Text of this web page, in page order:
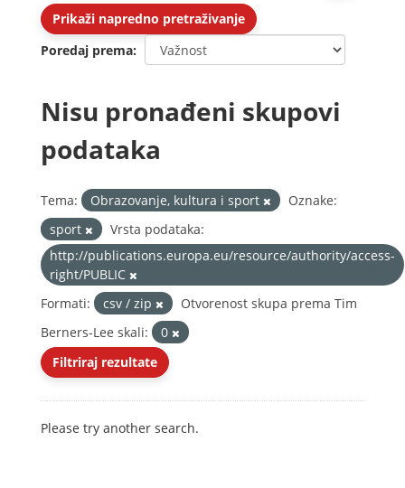
Prikaži napredno pretraživanje
Poredaj prema
Nisu pronađeni skupovi
podataka
Tema: Obrazovanje, kultura i sport
Oznake:
sport
Vrsta podataka:
http://publications.europa.eu/resource/authority/access-
right/PUBLIC
Formati:
csv / zip
Otvorenost skupa prema Tim
Berners-Lee skali:
0
Filtriraj rezultate
Please try another search.